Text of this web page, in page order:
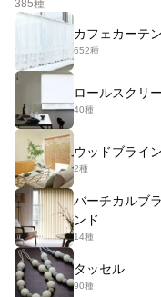
385種
カフェカーテン
652種
ロールスクリ
40種
ウッドブライ
2種
バーチカルブ
ンド
14種
タッセル
90種